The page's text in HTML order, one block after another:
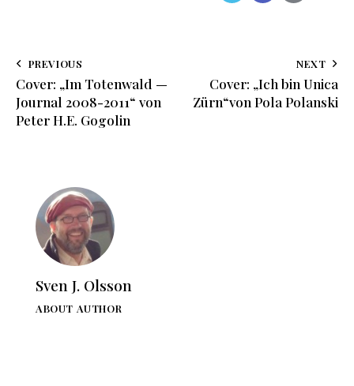
PREVIOUS
Cover: „Im Totenwald —
Journal 2008-2011“ von
Peter H.E. Gogolin
NEXT
Cover: „Ich bin Unica
Zürn“von Pola Polanski
Sven J. Olsson
ABOUT AUTHOR